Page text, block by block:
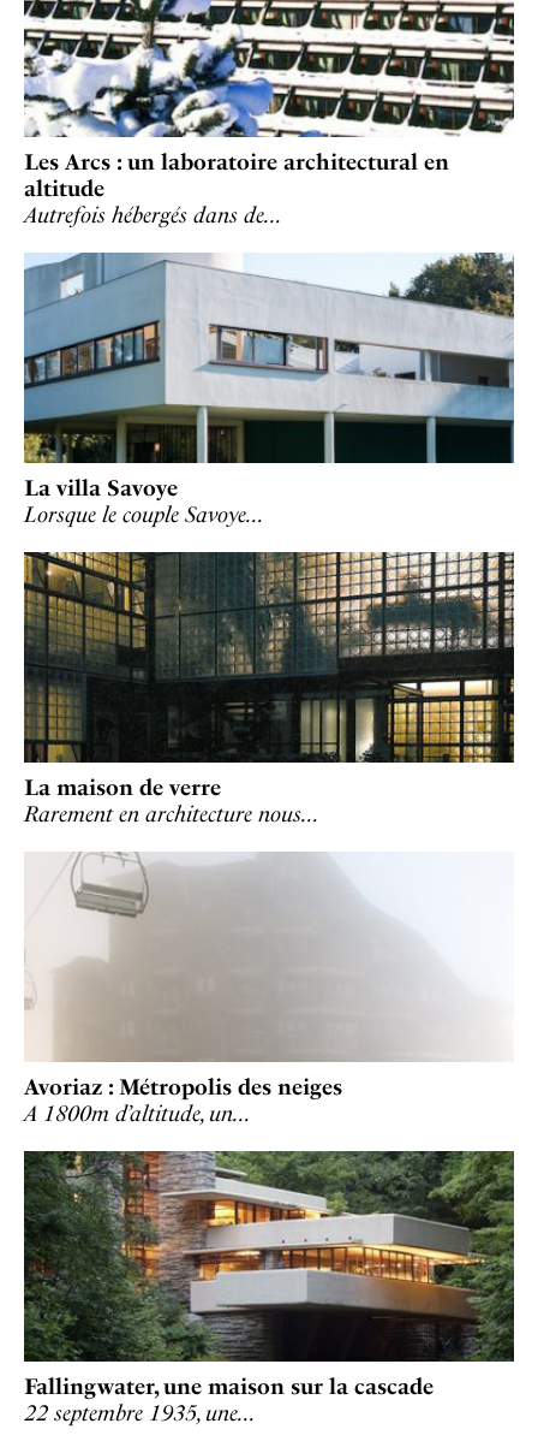
Les Arcs : un laboratoire architectural en
altitude
Autrefois hébergés dans de…
La villa Savoye
Lorsque le couple Savoye…
La maison de verre
Rarement en architecture nous…
Avoriaz : Métropolis des neiges
A 1800m d’altitude, un…
Fallingwater, une maison sur la cascade
22 septembre 1935, une…